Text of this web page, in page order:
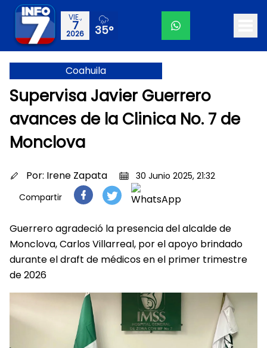
VIE.,
7
2026 35°
Coahuila
Supervisa Javier Guerrero
avances de la Clinica No. 7 de
Monclova
Por: Irene Zapata
30 Junio 2025, 21:32
Compartir
Guerrero agradeció la presencia del alcalde de
Monclova, Carlos Villarreal, por el apoyo brindado
durante el draft de médicos en el primer trimestre
de 2026